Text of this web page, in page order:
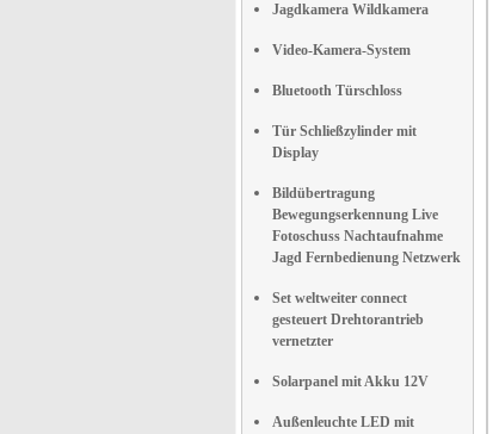
Jagdkamera Wildkamera
Video-Kamera-System
Bluetooth Türschloss
Tür Schließzylinder mit
Display
Bildübertragung
Bewegungserkennung Live
Fotoschuss Nachtaufnahme
Jagd Fernbedienung Netzwerk
Set weltweiter connect
gesteuert Drehtorantrieb
vernetzter
Solarpanel mit Akku 12V
Außenleuchte LED mit